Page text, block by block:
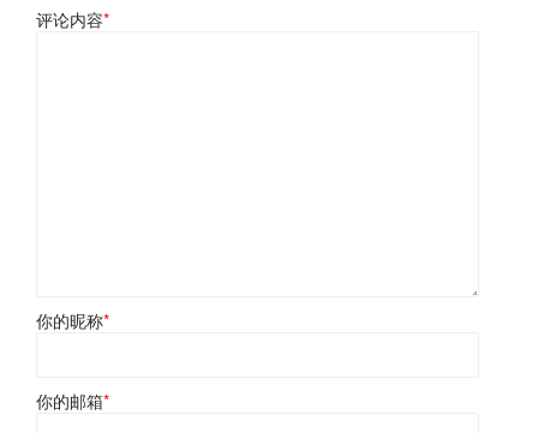
评论内容*
你的昵称*
你的邮箱*